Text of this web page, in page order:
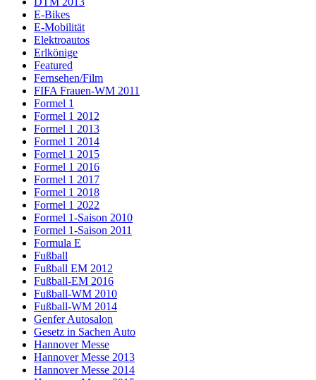
E-Bikes
E-Mobilität
Elektroautos
Erlkönige
Featured
Fernsehen/Film
FIFA Frauen-WM 2011
Formel 1
Formel 1 2012
Formel 1 2013
Formel 1 2014
Formel 1 2015
Formel 1 2016
Formel 1 2017
Formel 1 2018
Formel 1 2022
Formel 1-Saison 2010
Formel 1-Saison 2011
Formula E
Fußball
Fußball EM 2012
Fußball-EM 2016
Fußball-WM 2010
Fußball-WM 2014
Genfer Autosalon
Gesetz in Sachen Auto
Hannover Messe
Hannover Messe 2013
Hannover Messe 2014